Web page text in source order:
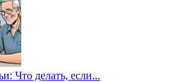
Что делать, если...